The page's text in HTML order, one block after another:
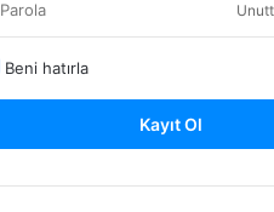
Beni hatırla
Kayıt Ol